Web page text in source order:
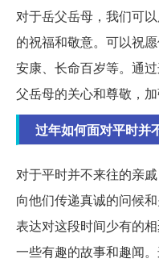
对于岳父岳母，我们可
的祝福和敬意。可以祝
安康、长命百岁等。通
父岳母的关心和尊敬，
过年如何面对平时并
对于平时并不来往的亲
向他们传递真诚的问候
表达对这段时间少有的
一些有趣的故事和趣闻